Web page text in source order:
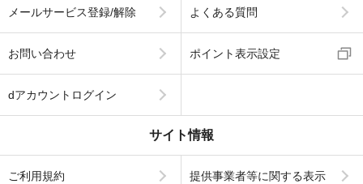
メールサービス登録/解除 よくある質問
お問い合わせ ポイント表示設定
dアカウントログイン
サイト情報
ご利用規約 提供事業者等に関する表示